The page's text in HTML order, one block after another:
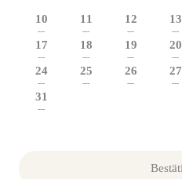
10
---
11
---
12
---
13
---
17
---
18
---
19
---
20
---
24
---
25
---
26
---
27
---
31
---